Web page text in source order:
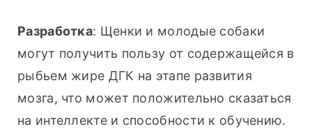
Разработка: Щенки и молодые собаки
могут получить пользу от содержащейся в
рыбьем жире ДГК на этапе развития
мозга, что может положительно сказаться
на интеллекте и способности к обучению.